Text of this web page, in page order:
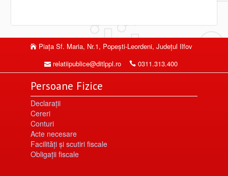
Piaţa Sf. Maria, Nr.1, Popeşti-Leordeni, Judeţul Ilfov
relatiipublice@ditlppl.ro
0311.313.400
Persoane Fizice
Declarații
Cereri
Conturi
Acte necesare
Facilități şi scutiri fiscale
Obligaţii fiscale